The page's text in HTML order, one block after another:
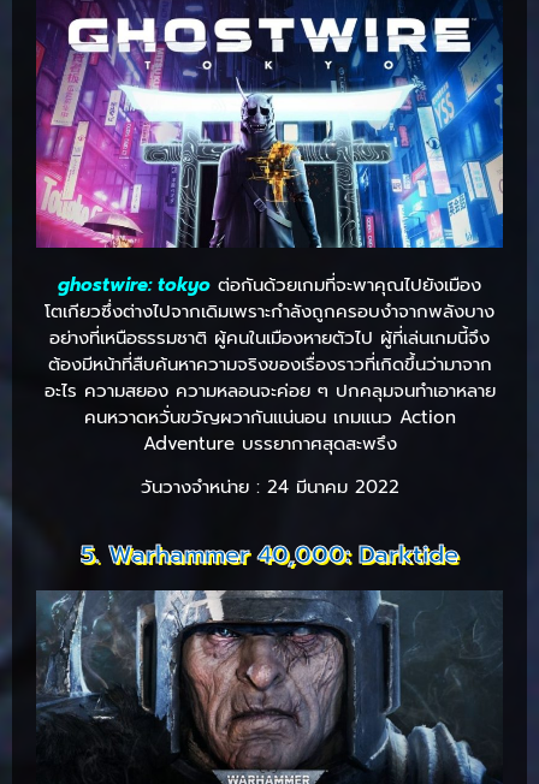
ghostwire: tokyo ต่อกันด้วยเกมที่จะพาคุณไปยังเมือง
โตเกียวซึ่งต่างไปจากเดิมเพราะกำลังถูกครอบงำจากพลังบาง
อย่างที่เหนือธรรมชาติ ผู้คนในเมืองหายตัวไป ผู้ที่เล่นเกมนี้จึง
ต้องมีหน้าที่สืบค้นหาความจริงของเรื่องราวที่เกิดขึ้นว่ามาจาก
อะไร ความสยอง ความหลอนจะค่อย ๆ ปกคลุมจนทำเอาหลาย
คนหวาดหวั่นขวัญผวากันแน่นอน เกมแนว Action
Adventure บรรยากาศสุดสะพรึง
วันวางจำหน่าย : 24 มีนาคม 2022
5. Warhammer 40,000: Darktide